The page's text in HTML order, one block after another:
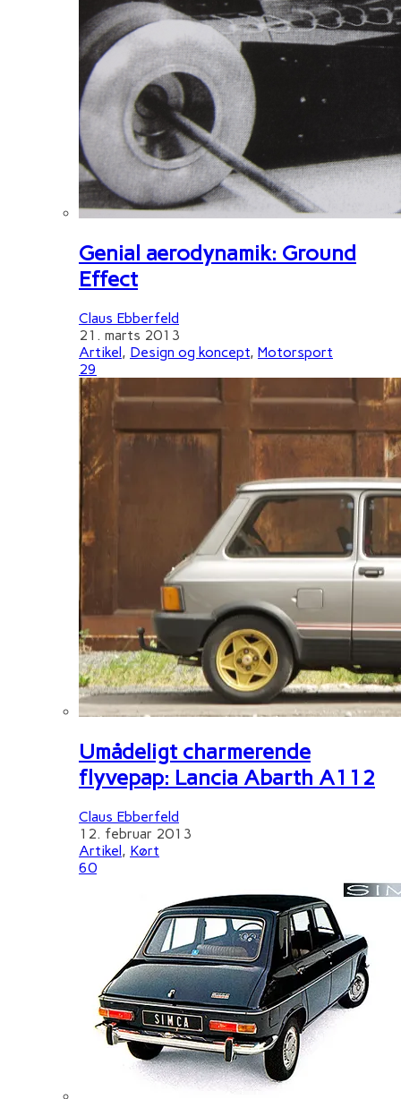
Genial aerodynamik: Ground
Effect
Claus Ebberfeld
21. marts 2013
Artikel, Design og koncept, Motorsport
29
Umådeligt charmerende
flyvepap: Lancia Abarth A112
Claus Ebberfeld
12. februar 2013
Artikel, Kørt
60